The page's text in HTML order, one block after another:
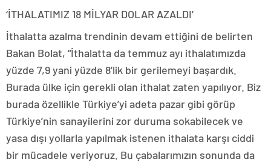
‘İTHALATIMIZ 18 MİLYAR DOLAR AZALDI’
İthalatta azalma trendinin devam ettiğini de belirten
Bakan Bolat, “İthalatta da temmuz ayı ithalatımızda
yüzde 7,9 yani yüzde 8’lik bir gerilemeyi başardık.
Burada ülke için gerekli olan ithalat zaten yapılıyor. Biz
burada özellikle Türkiye’yi adeta pazar gibi görüp
Türkiye’nin sanayilerini zor duruma sokabilecek ve
yasa dışı yollarla yapılmak istenen ithalata karşı ciddi
bir mücadele veriyoruz. Bu çabalarımızın sonunda da